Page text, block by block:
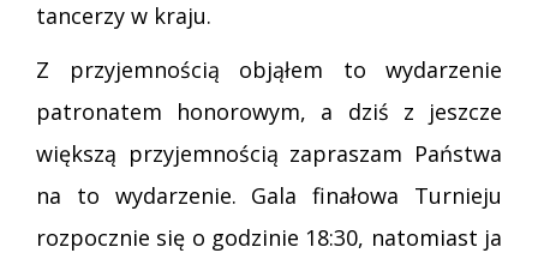
tancerzy w kraju.
Z przyjemnością objąłem to wydarzenie
patronatem honorowym, a dziś z jeszcze
większą przyjemnością zapraszam Państwa
na to wydarzenie. Gala finałowa Turnieju
rozpocznie się o godzinie 18:30, natomiast ja